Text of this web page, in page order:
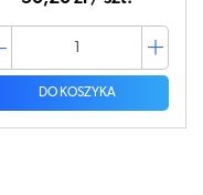
DO KOSZYKA